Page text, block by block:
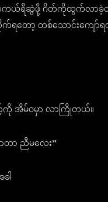
ာ်ကယ်ရီဆွဲဖို့ ဂိတ်ကိုထွက်လာ
က်ရတော့ တစ်သောင်းကျ
ကို အိမ်ဝမှာ လာကြိုတယ်။
တာ ညီမလေး”
ါ